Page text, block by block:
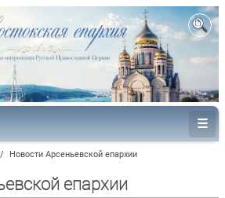
/ Новости Арсеньевской епархии
епархии